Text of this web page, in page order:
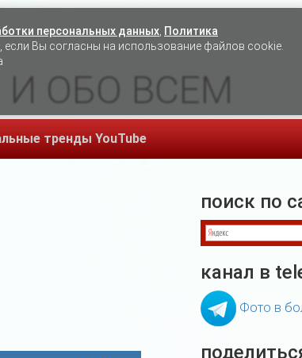
И ОБО ВСЕМ
тренды YouTube
поиск по
канал в
Фото в
персональных данных Политика
если Вы согласны на использование файлов cookie.